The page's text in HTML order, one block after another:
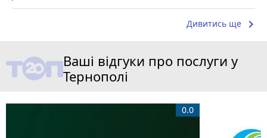
Дивитись ще keyboard_arrow_right
Ваші відгуки про послуги у
Тернополі
0.0